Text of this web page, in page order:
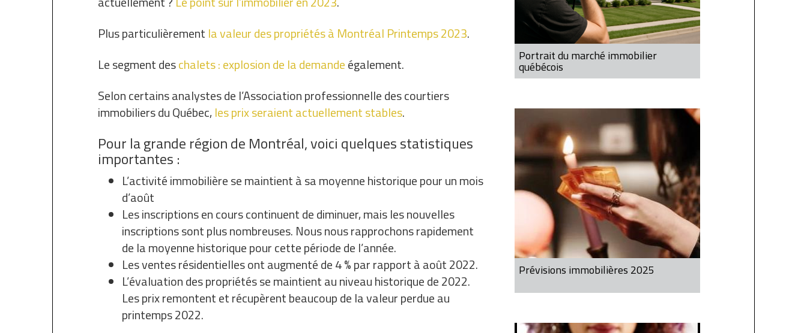
Plus particulièrement la valeur des propriétés à Montréal Printemps 2023.
Le segment deschalets : explosion de la demandeégalement.
Selon certains analystes de l’Association professionnelle des courtiers
immobiliers du Québec,les prix seraient actuellement stables.
Pour la grande région de Montréal, voici quelques statistiques
importantes :
L’activité immobilière se maintient à sa moyenne historique pour un mois
d’août
Les inscriptions en cours continuent de diminuer, mais les nouvelles
inscriptions sont plus nombreuses. Nous nous rapprochons rapidement
de la moyenne historique pour cette période de l’année.
Les ventes résidentielles ont augmenté de 4 % par rapport à août 2022.
L’évaluation des propriétés se maintient au niveau historique de 2022.
Les prix remontent et récupèrent beaucoup de la valeur perdue au
printemps 2022.
Portrait du marché immobilier
québécois
Prévisions immobilières 2025